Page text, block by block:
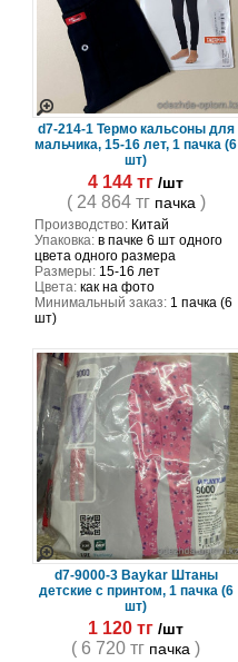
d7-214-1 Термо кальсоны для
мальчика, 15-16 лет, 1 пачка (6
шт)
4 144 тг /шт
( 24 864 тг пачка )
Производство:Китай
Упаковка:в пачке 6 шт одного
цвета одного размера
Размеры:15-16 лет
Цвета:как на фото
Минимальный заказ:1 пачка (6
шт)
d7-9000-3 Baykar Штаны
детские с принтом, 1 пачка (6
шт)
1 120 тг /шт
( 6 720 тг пачка )